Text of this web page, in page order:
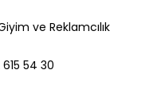
ve Reklamcılık
54 30